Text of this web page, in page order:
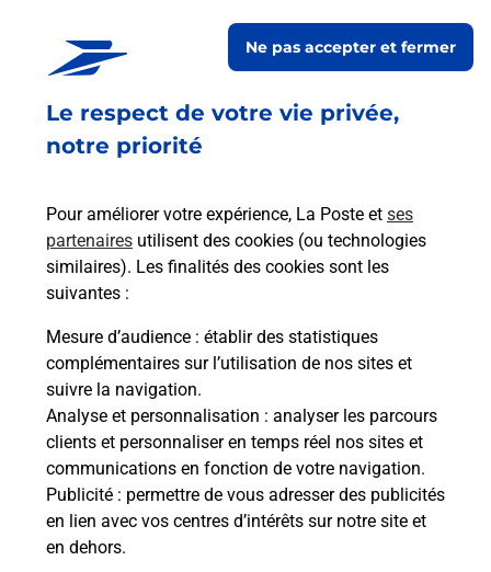
Le respect de votre vie privée,
notre priorité
Pour améliorer votre expérience, La Poste et ses
partenaires utilisent des cookies (ou technologies
similaires). Les finalités des cookies sont les
suivantes :
Mesure d’audience : établir des statistiques
complémentaires sur l’utilisation de nos sites et
suivre la navigation.
Analyse et personnalisation : analyser les parcours
clients et personnaliser en temps réel nos sites et
communications en fonction de votre navigation.
Publicité : permettre de vous adresser des publicités
en lien avec vos centres d’intérêts sur notre site et
en dehors.
Ne pas accepter et fermer
Malin !
La Poste
en ligne
Questions fréquemment posées
Quel réseau utilise La Poste Mobile ?